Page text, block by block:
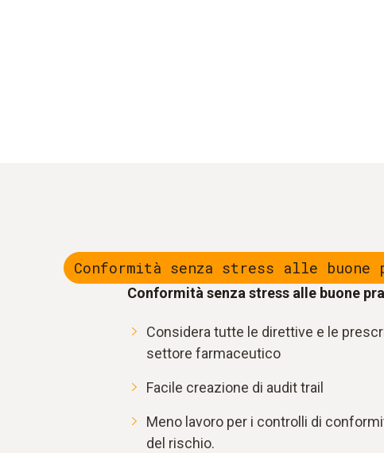
Conformità senza stress alle buone
Conformità senza stress alle buone
Considera tutte le direttive e le
settore farmaceutico
Facile creazione di audit trail
Meno lavoro per i controlli di
del rischio.